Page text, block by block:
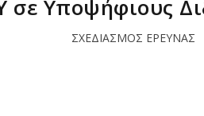
σε Υποψήφιους
ΣΧΕΔΙΑΣΜΟΣ ΕΡΕΥΝΑΣ